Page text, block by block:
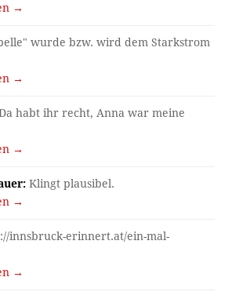
→
wurde bzw. wird dem Starkstrom
→
habt ihr recht, Anna war meine
→
Klingt plausibel.
→
innsbruck-erinnert.at/ein-mal-
→